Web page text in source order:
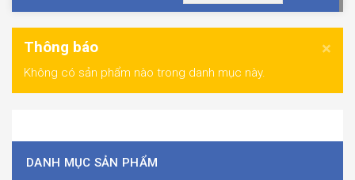
×
Thông báo
Không có sản phẩm nào trong danh mục này.
DANH MỤC SẢN PHẨM